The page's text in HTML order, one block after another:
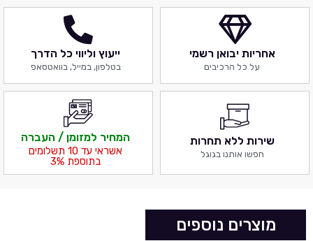
אחריות יבואן רשמי
על כל הרכיבים
ייעוץ וליווי כל הדרך
בטלפון, במייל, בוואטסאפ
שירות ללא תחרות
חפשו אותנו בגוגל
המחיר למזומן / העברה
אשראי עד 10 תשלומים
בתוספת 3%
מוצרים נוספים